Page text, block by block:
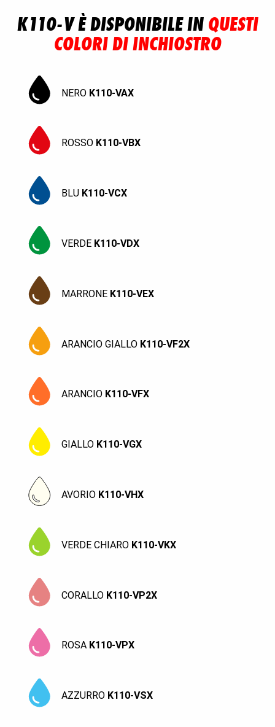
K110-V È DISPONIBILE INQUESTI
COLORI DI INCHIOSTRO
NERO K110-VAX
ROSSO K110-VBX
BLU K110-VCX
VERDE K110-VDX
MARRONE K110-VEX
ARANCIO GIALLO K110-VF2X
ARANCIO K110-VFX
GIALLO K110-VGX
AVORIO K110-VHX
VERDE CHIARO K110-VKX
CORALLO K110-VP2X
ROSA K110-VPX
AZZURRO K110-VSX